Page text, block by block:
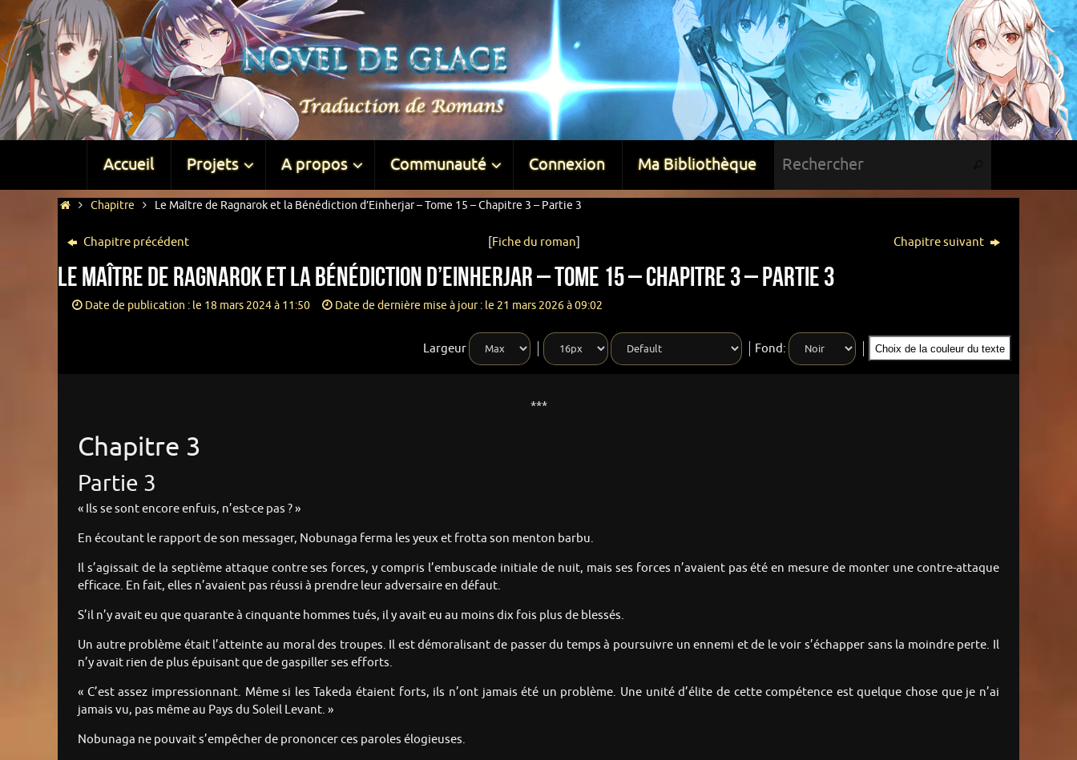
Accueil Projets A propos Communauté Connexion Ma Bibliothèque
Chapitre Le Maître de Ragnarok et la Bénédiction d’Einherjar – Tome 15 – Chapitre 3 – Partie 3
Chapitre précédent [Fiche du roman] Chapitre suivant
Le Maître de Ragnarok et la Bénédiction d’Einherjar – Tome 15 – Chapitre 3 – Partie 3
Date de publication : le 18 mars 2024 à 11:50 Date de dernière mise à jour : le 21 mars 2026 à 09:02
Largeur Fond: Choix de la couleur du texte
***
Chapitre 3
Partie 3
« Ils se sont encore enfuis, n’est-ce pas ? »
En écoutant le rapport de son messager, Nobunaga ferma les yeux et frotta son menton barbu.
Il s’agissait de la septième attaque contre ses forces, y compris l’embuscade initiale de nuit, mais ses forces n’avaient pas été en mesure de monter une contre-attaque
efficace. En fait, elles n’avaient pas réussi à prendre leur adversaire en défaut.
S’il n’y avait eu que quarante à cinquante hommes tués, il y avait eu au moins dix fois plus de blessés.
Un autre problème était l’atteinte au moral des troupes. Il est démoralisant de passer du temps à poursuivre un ennemi et de le voir s’échapper sans la moindre perte. Il
n’y avait rien de plus épuisant que de gaspiller ses efforts.
« C’est assez impressionnant. Même si les Takeda étaient forts, ils n’ont jamais été un problème. Une unité d’élite de cette compétence est quelque chose que je n’ai
jamais vu, pas même au Pays du Soleil Levant. »
Nobunaga ne pouvait s’empêcher de prononcer ces paroles élogieuses.